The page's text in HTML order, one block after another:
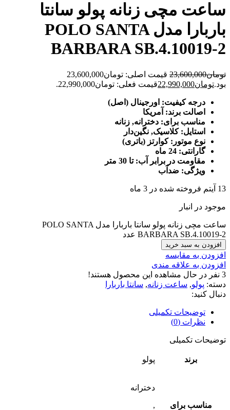
ساعت مچی زنانه پولو سانتا
باربارا مدل POLO SANTA
BARBARA SB.4.10019-2
تومان23,600,000
قیمت اصلی: تومان23,600,000
بود.تومان22,990,000قیمت فعلی: تومان22,990,000.
درجه کیفیت: اورجینال (اصل)
اصالت برند: آمریکا
مناسب برای: دخترانه, زنانه
استایل: کلاسیک, نگین‌دار
نوع موتور: کوارتز (باتری)
گارانتی: 24 ماه
مقاومت در برابر آب: تا 30 متر
ویژگی: ضدآب
13 آیتم فروخته شده در 3 ماه
موجود در انبار
ساعت مچی زنانه پولو سانتا باربارا مدل POLO SANTA
BARBARA SB.4.10019-2 عدد
افزودن به سبد خرید
افزودن به مقایسه
افزودن به علاقه مندی
3 نفر در حال مشاهده این محصول هستند!
دسته: پولو, ساعت زنانه, سانتا باربارا
دنبال کنید:
توضیحات تکمیلی
نظرات (0)
توضیحات تکمیلی
برند پولو
مناسب برای
دخترانه
,